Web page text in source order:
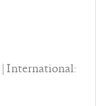
International: